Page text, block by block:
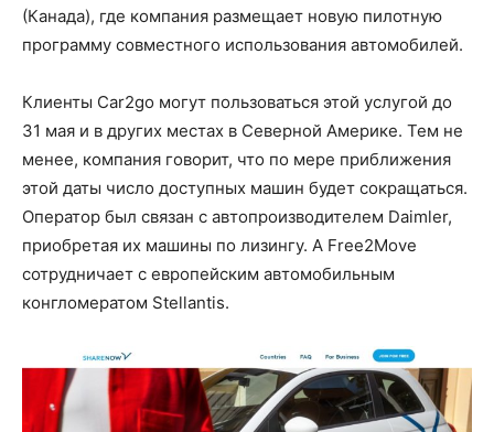
(Канада), где компания размещает новую пилотную
программу совместного использования автомобилей.
Клиенты Сar2go могут пользоваться этой услугой до
31 мая и в других местах в Северной Америке. Тем не
менее, компания говорит, что по мере приближения
этой даты число доступных машин будет сокращаться.
Оператор был связан с автопроизводителем Daimler,
приобретая их машины по лизингу. А Free2Move
сотрудничает с европейским автомобильным
конгломератом Stellantis.